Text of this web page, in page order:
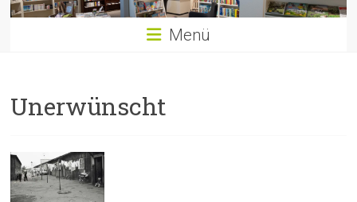
Menü
Unerwünscht